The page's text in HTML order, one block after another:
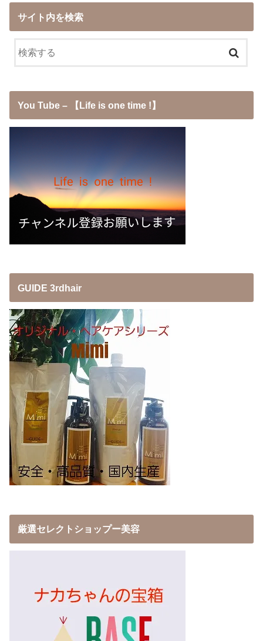
サイト内を検索
You Tube – 【Life is one time !】
GUIDE 3rdhair
厳選セレクトショップー美容